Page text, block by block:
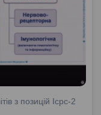
з позицій Icpc-2